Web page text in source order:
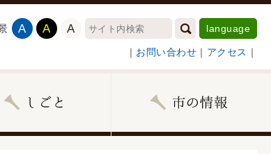
A A A language
｜ お問い合わせ ｜ アクセス ｜